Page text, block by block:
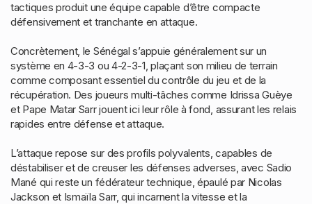
tactiques produit une équipe capable d’être compacte
défensivement et tranchante en attaque.
Concrètement, le Sénégal s’appuie généralement sur un
système en 4-3-3 ou 4-2-3-1, plaçant son milieu de terrain
comme composant essentiel du contrôle du jeu et de la
récupération. Des joueurs multi-tâches comme Idrissa Guèye
et Pape Matar Sarr jouent ici leur rôle à fond, assurant les relais
rapides entre défense et attaque.
L’attaque repose sur des profils polyvalents, capables de
déstabiliser et de creuser les défenses adverses, avec Sadio
Mané qui reste un fédérateur technique, épaulé par Nicolas
Jackson et Ismaïla Sarr, qui incarnent la vitesse et la